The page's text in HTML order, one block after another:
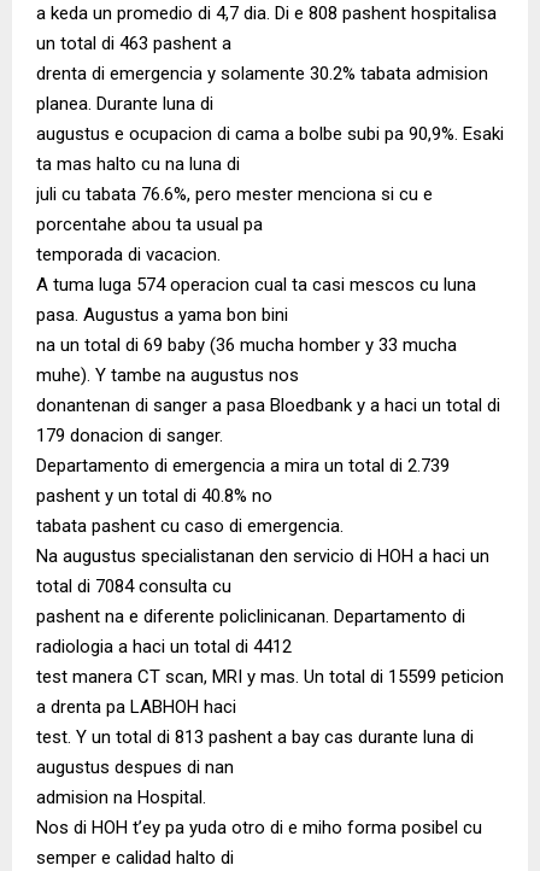
a keda un promedio di 4,7 dia. Di e 808 pashent hospitalisa
un total di 463 pashent a
drenta di emergencia y solamente 30.2% tabata admision
planea. Durante luna di
augustus e ocupacion di cama a bolbe subi pa 90,9%. Esaki
ta mas halto cu na luna di
juli cu tabata 76.6%, pero mester menciona si cu e
porcentahe abou ta usual pa
temporada di vacacion.
A tuma luga 574 operacion cual ta casi mescos cu luna
pasa. Augustus a yama bon bini
na un total di 69 baby (36 mucha homber y 33 mucha
muhe). Y tambe na augustus nos
donantenan di sanger a pasa Bloedbank y a haci un total di
179 donacion di sanger.
Departamento di emergencia a mira un total di 2.739
pashent y un total di 40.8% no
tabata pashent cu caso di emergencia.
Na augustus specialistanan den servicio di HOH a haci un
total di 7084 consulta cu
pashent na e diferente policlinicanan. Departamento di
radiologia a haci un total di 4412
test manera CT scan, MRI y mas. Un total di 15599 peticion
a drenta pa LABHOH haci
test. Y un total di 813 pashent a bay cas durante luna di
augustus despues di nan
admision na Hospital.
Nos di HOH t’ey pa yuda otro di e miho forma posibel cu
semper e calidad halto di